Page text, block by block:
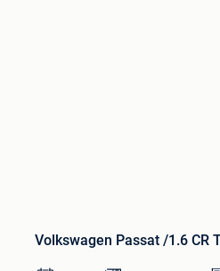
Volkswagen Passat /1.6